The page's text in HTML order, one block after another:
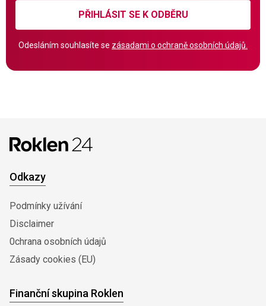
PŘIHLÁSIT SE K ODBĚRU
Odesláním souhlasíte se zásadami o ochraně osobních údajů.
Odkazy
Podmínky užívání
Disclaimer
0chrana osobních údajů
Zásady cookies (EU)
Finanční skupina Roklen